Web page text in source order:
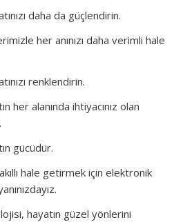
daha da güçlendirin.
her anınızı daha verimli hale
renklendirin.
her alanında ihtiyacınız olan
gücüdür.
akıllı hale getirmek için elektronik
hayatın güzel yönlerini